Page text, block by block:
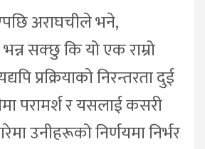
अराघचीले भने,
सक्छु कि यो एक राम्रो
प्रक्रियाको निरन्तरता दुई
परामर्श र यसलाई कसरी
उनीहरूको निर्णयमा निर्भर